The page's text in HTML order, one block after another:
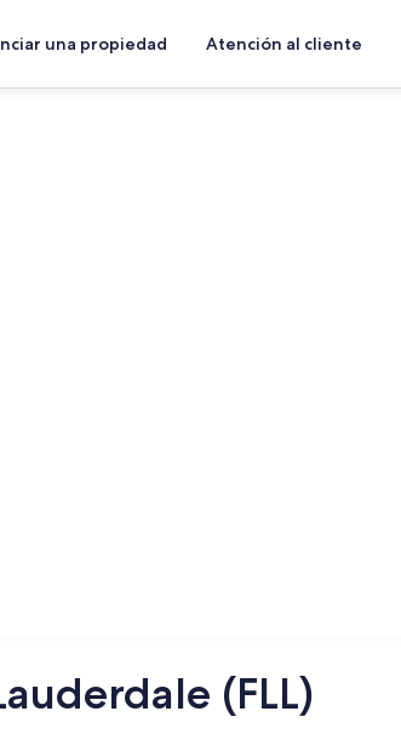
una propiedad Atención al cliente
(FLL)